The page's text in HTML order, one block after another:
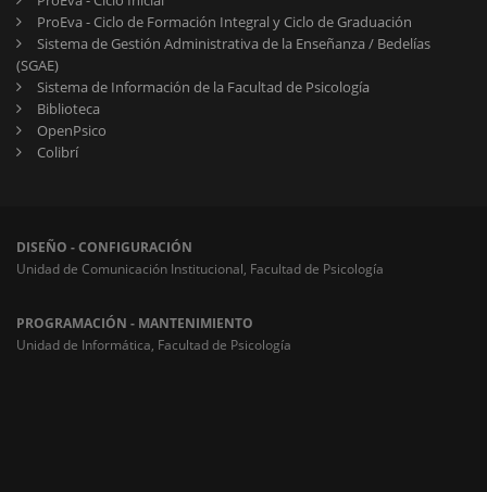
ProEva - Ciclo de Formación Integral y Ciclo de Graduación
Sistema de Gestión Administrativa de la Enseñanza / Bedelías
(SGAE)
Sistema de Información de la Facultad de Psicología
Biblioteca
OpenPsico
Colibrí
DISEÑO - CONFIGURACIÓN
Unidad de Comunicación Institucional, Facultad de Psicología
PROGRAMACIÓN - MANTENIMIENTO
Unidad de Informática, Facultad de Psicología